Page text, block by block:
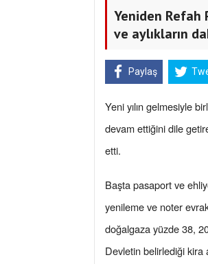
Yeniden Refah
ve aylıkların
Paylaş
Yeni yılın gelmesiyle
devam ettiğini dile
etti.
Başta pasaport ve
yenileme ve noter
doğalgaza yüzde 38,
Devletin belirlediği kira